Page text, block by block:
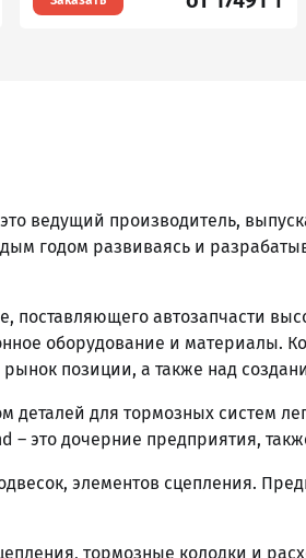
ведущий производитель,
годом развиваясь и
автозапчасти
оборудование и материалы.
позиции, а также над
деталей для тормозных систем
– это дочерние предприятия,
элементов сцепления.
тормозные колодки и